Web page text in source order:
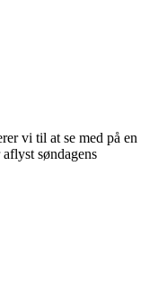
vi til at se med på en
søndagens